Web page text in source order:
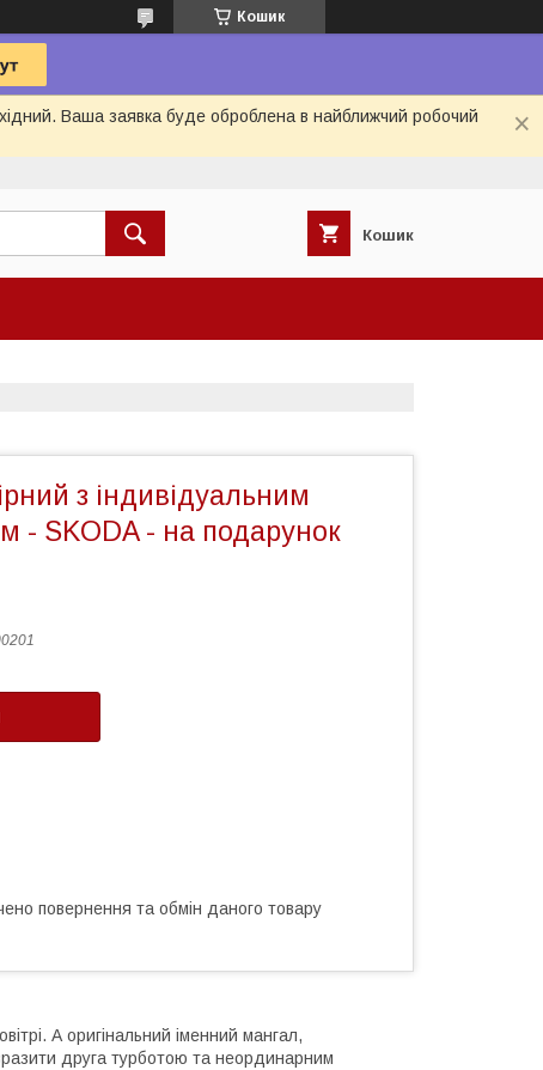
Кошик
Ваша заявка буде оброблена в найближчий робочий
Кошик
з індивідуальним
- SKODA - на подарунок
повернення та обмін даного товару
А оригінальний іменний мангал,
друга турботою та неординарним